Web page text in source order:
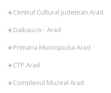
Centrul Cultural Judetean Arad
Daibau.ro - Arad
Primaria Municipiului Arad
CTP Arad
Complexul Muzeal Arad